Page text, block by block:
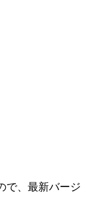
で、最新バージ